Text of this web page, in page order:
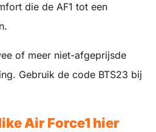
die de AF1 tot een
of meer niet-afgeprijsde
Gebruik de code BTS23 bij
Air Force1 hier